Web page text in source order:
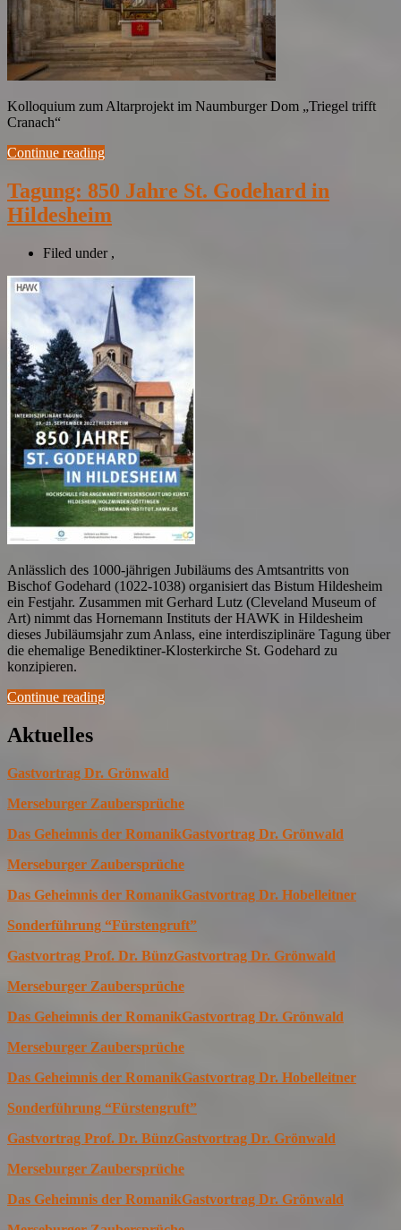
Kolloquium zum Altarprojekt im Naumburger Dom „Triegel trifft
Cranach“
Continue reading
Tagung: 850 Jahre St. Godehard in
Hildesheim
Filed under ,
Anlässlich des 1000-jährigen Jubiläums des Amtsantritts von
Bischof Godehard (1022-1038) organisiert das Bistum Hildesheim
ein Festjahr. Zusammen mit Gerhard Lutz (Cleveland Museum of
Art) nimmt das Hornemann Instituts der HAWK in Hildesheim
dieses Jubiläumsjahr zum Anlass, eine interdisziplinäre Tagung über
die ehemalige Benediktiner-Klosterkirche St. Godehard zu
konzipieren.
Continue reading
Aktuelles
Gastvortrag Dr. Grönwald
Merseburger Zaubersprüche
Das Geheimnis der RomanikGastvortrag Dr. Grönwald
Merseburger Zaubersprüche
Das Geheimnis der RomanikGastvortrag Dr. Hobelleitner
Sonderführung “Fürstengruft”
Gastvortrag Prof. Dr. BünzGastvortrag Dr. Grönwald
Merseburger Zaubersprüche
Das Geheimnis der RomanikGastvortrag Dr. Grönwald
Merseburger Zaubersprüche
Das Geheimnis der RomanikGastvortrag Dr. Hobelleitner
Sonderführung “Fürstengruft”
Gastvortrag Prof. Dr. BünzGastvortrag Dr. Grönwald
Merseburger Zaubersprüche
Das Geheimnis der RomanikGastvortrag Dr. Grönwald